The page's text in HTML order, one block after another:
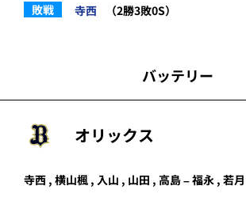
敗戦
寺西 （2勝3敗0S）
バッテリー
オリックス
寺西 , 横山楓 , 入山 , 山田 , 高島–福永 , 若月